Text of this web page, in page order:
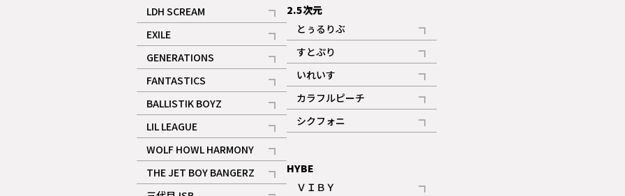
LDH SCREAM
記事
EXILE
記事
GENERATIONS
記事
FANTASTICS
記事
BALLISTIK BOYZ
記事
LIL LEAGUE
記事
WOLF HOWL HARMONY
記事
THE JET BOY BANGERZ
記事
2.5次元
とぅるりぶ
記事
すとぷり
記事
ギャラリー
いれいす
記事
ギャラリー
カラフルピーチ
記事
シクフォニ
記事
HYBE
ＶＩＢＹ